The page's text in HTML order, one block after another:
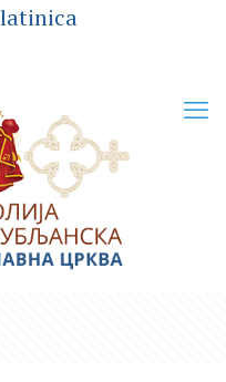
latinica